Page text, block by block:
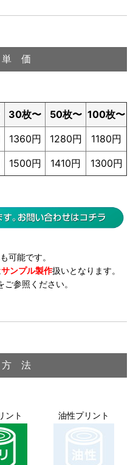
価
30枚〜 50枚〜 100枚〜
1360円 1280円 1180円
1500円 1410円 1300円
可能です。
サンプル製作扱いとなります。
ご参照ください。
法
ント 油性プリント